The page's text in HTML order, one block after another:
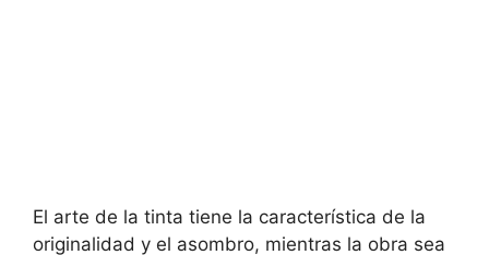
El arte de la tinta tiene la característica de la
originalidad y el asombro, mientras la obra sea